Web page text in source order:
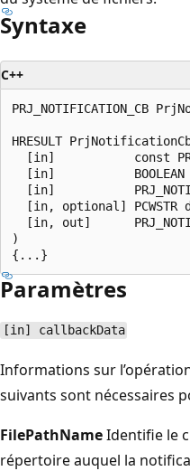
Syntaxe
C++
PRJ_NOTIFICATION_CB
HRESULT
[in]           const
[in]           BOOLEAN
[in]
[in, optional] PCWSTR
[in, out]
)
Paramètres
[in] callbackData
Informations sur
suivants sont nécessaires
FilePathNameIdentifie le
répertoire auquel la